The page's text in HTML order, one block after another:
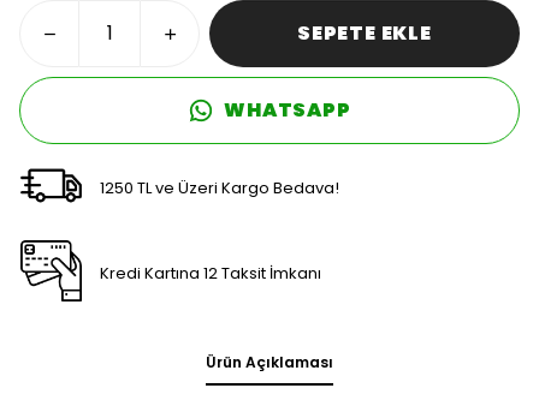
SEPETE EKLE
WHATSAPP
1250 TL ve Üzeri Kargo Bedava!
Kredi Kartına 12 Taksit İmkanı
Ürün Açıklaması